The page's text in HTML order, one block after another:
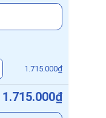
1.715.000₫
1.715.000₫